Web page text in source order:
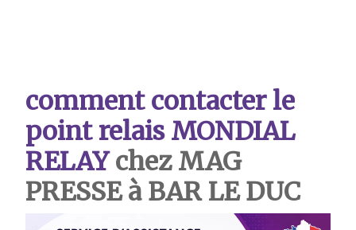
comment contacter le
point relais MONDIAL
RELAYchez MAG
PRESSE à BAR LE DUC